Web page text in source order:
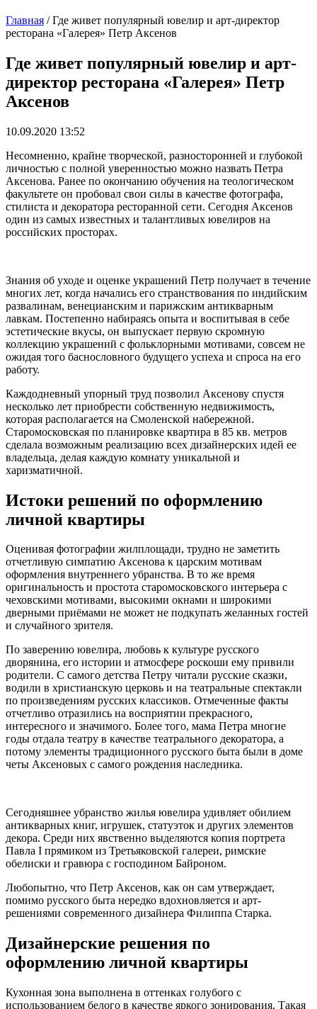
Главная / Где живет популярный ювелир и арт-директор
ресторана «Галерея» Петр Аксенов
Где живет популярный ювелир и арт-
директор ресторана «Галерея» Петр
Аксенов
10.09.2020 13:52
Несомненно, крайне творческой, разносторонней и глубокой
личностью с полной уверенностью можно назвать Петра
Аксенова. Ранее по окончанию обучения на теологическом
факультете он пробовал свои силы в качестве фотографа,
стилиста и декоратора ресторанной сети. Сегодня Аксенов
один из самых известных и талантливых ювелиров на
российских просторах.
Знания об уходе и оценке украшений Петр получает в течение
многих лет, когда начались его странствования по индийским
развалинам, венецианским и парижским антикварным
лавкам. Постепенно набираясь опыта и воспитывая в себе
эстетические вкусы, он выпускает первую скромную
коллекцию украшений с фольклорными мотивами, совсем не
ожидая того баснословного будущего успеха и спроса на его
работу.
Каждодневный упорный труд позволил Аксенову спустя
несколько лет приобрести собственную недвижимость,
которая располагается на Смоленской набережной.
Старомосковская по планировке квартира в 85 кв. метров
сделала возможным реализацию всех дизайнерских идей ее
владельца, делая каждую комнату уникальной и
харизматичной.
Истоки решений по оформлению
личной квартиры
Оценивая фотографии жилплощади, трудно не заметить
отчетливую симпатию Аксенова к царским мотивам
оформления внутреннего убранства. В то же время
оригинальность и простота старомосковского интерьера с
чеховскими мотивами, высокими окнами и широкими
дверными приёмами не может не подкупать желанных гостей
и случайного зрителя.
По заверению ювелира, любовь к культуре русского
дворянина, его истории и атмосфере роскоши ему привили
родители. С самого детства Петру читали русские сказки,
водили в христианскую церковь и на театральные спектакли
по произведениям русских классиков. Отмеченные факты
отчетливо отразились на восприятии прекрасного,
интересного и значимого. Более того, мама Петра многие
годы отдала театру в качестве театрального декоратора, а
потому элементы традиционного русского быта были в доме
четы Аксеновых с самого рождения наследника.
Сегодняшнее убранство жилья ювелира удивляет обилием
антикварных книг, игрушек, статуэток и других элементов
декора. Среди них явственно выделяются копия портрета
Павла I прямиком из Третьяковской галереи, римские
обелиски и гравюра с господином Байроном.
Любопытно, что Петр Аксенов, как он сам утверждает,
помимо русского быта нередко вдохновляется и арт-
решениями современного дизайнера Филиппа Старка.
Дизайнерские решения по
оформлению личной квартиры
Кухонная зона выполнена в оттенках голубого с
использованием белого в качестве яркого зонирования. Такая